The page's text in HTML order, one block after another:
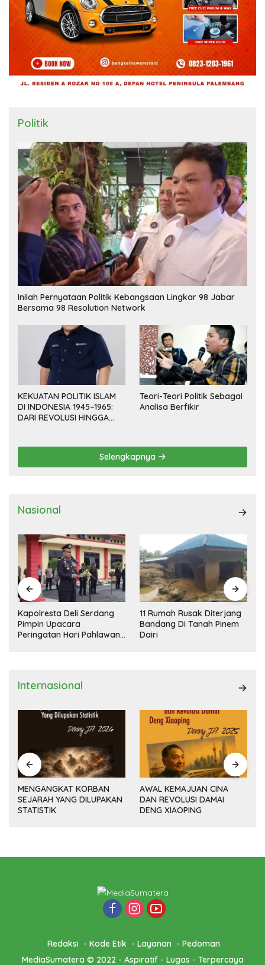
Politik
Inilah Pernyataan Politik Kebangsaan Lingkar 98 Jabar
Bersama 98 Resolution Network
KEKUATAN POLITIK ISLAM
DI INDONESIA 1945–1965:
DARI REVOLUSI HINGGA
Teori-Teori Politik Sebagai
Analisa Berfikir
Selengkapnya
Nasional
Kapolresta Deli Serdang
Pimpin Upacara
Peringatan Hari Pahlawan
11 Rumah Rusak Diterjang
Bandang Di Tanah Pinem
Dairi
Internasional
MENGANGKAT KORBAN
SEJARAH YANG DILUPAKAN
STATISTIK
AWAL KEMAJUAN CINA
DAN REVOLUSI DAMAI
DENG XIAOPING
Redaksi Kode Etik Layanan
Pedoman
MediaSumatera © 2022 - Aspiratif - Lugas - Terpercaya